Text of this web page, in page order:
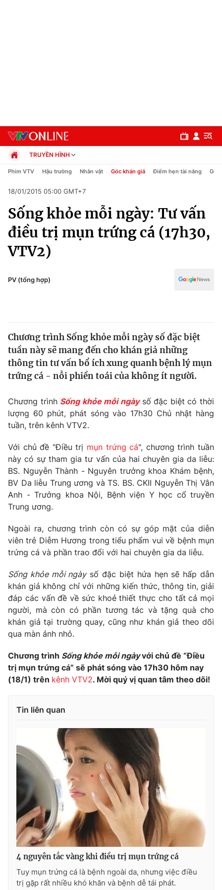
Chuyên mục
Chính trị
Xã hội
Pháp luật
Thế giới
Tin tức
Thế giới đó đây
Câu chuyện quốc tế
Kinh tế
Thị trường
Góc doanh nghiệp
Dữ liệu và đời sống
Truyền hình
Phim VTV
Hậu trường
Nhân vật
Khán giả
Giải sao mai
Giải trí
Điện ảnh
Âm nhạc
Đời sống
Du lịch
Làm đẹp
Chất lượng cuộc sống
Giáo dục
Tuyển sinh
Học trực tuyến
Công nghệ
Sản phẩm
Thị trường
Tư vấn
Giao lưu trực tuyến
Lịch phát sóng
Chuyên mục khác
Emagazine Podcast
Photo Infographic
Video
VTV Thể thao
VTV Sức khoẻ Bất động sản
Thị trường 24h Tấm lòng Việt
VTV4 Vươn mình bằng AI
VTV9 VTV8
Liên hệ tòa soạn English
TRUYỀN HÌNH
Chính trị
Pháp luật
Kinh tế
Thể thao
Truyền hình
Văn hóa - Giải trí
Y tế
Công nghệ
Phim VTV Hậu trường Nhân vật Góc khán giả Điểm hẹn tài năng Giải
18/01/2015 05:00 GMT+7
Sống khỏe mỗi ngày: Tư vấn
điều trị mụn trứng cá (17h30,
VTV2)
PV (tổng hợp)
Chương trình Sống khỏe mỗi ngày số đặc biệt
tuần này sẽ mang đến cho khán giả những
thông tin tư vấn bổ ích xung quanh bệnh lý mụn
trứng cá - nỗi phiền toái của không ít người.
Chương trình Sống khỏe mỗi ngàysố đặc biệt có thời
lượng 60 phút, phát sóng vào 17h30 Chủ nhật hàng
tuần, trên kênh VTV2.
Với chủ đề "Điều trị mụn trứng cá", chương trình tuần
này có sự tham gia tư vấn của hai chuyên gia da liễu:
BS. Nguyễn Thành - Nguyên trưởng khoa Khám bệnh,
BV Da liễu Trung ương và TS. BS. CKII Nguyễn Thị Vân
Anh - Trưởng khoa Nội, Bệnh viện Y học cổ truyền
Trung ương.
Ngoài ra, chương trình còn có sự góp mặt của diễn
viên trẻ Diễm Hương trong tiểu phẩm vui về bệnh mụn
trứng cá và phần trao đổi với hai chuyên gia da liễu.
Sống khỏe mỗi ngàysố đặc biệt hứa hẹn sẽ hấp dẫn
khán giả không chỉ với những kiến thức, thông tin, giải
đáp các vấn đề về sức khoẻ thiết thực cho tất cả mọi
người, mà còn có phần tương tác và tặng quà cho
khán giả tại trường quay, cũng như khán giả theo dõi
qua màn ảnh nhỏ.
Chương trình Sống khỏe mỗi ngàyvới chủ đề “Điều
trị mụn trứng cá” sẽ phát sóng vào 17h30 hôm nay
(18/1) trên kênh VTV2. Mời quý vị quan tâm theo dõi!
Tin liên quan
4 nguyên tắc vàng khi điều trị mụn trứng cá
Tuy mụn trứng cá là bệnh ngoài da, nhưng việc điều
trị gặp rất nhiều khó khăn và bệnh dễ tái phát.